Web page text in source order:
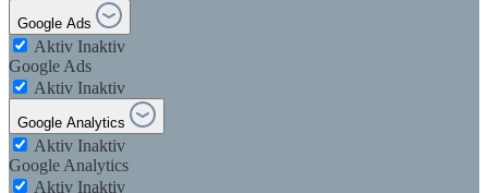
Google Ads
Aktiv Inaktiv
Google Ads
Aktiv Inaktiv
Google Analytics
Aktiv Inaktiv
Google Analytics
Aktiv Inaktiv